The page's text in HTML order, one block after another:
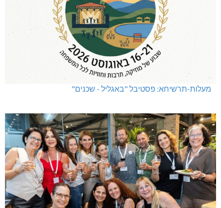
מעלות-תרשיחא: פסטיבל "באגליל - שכנים"